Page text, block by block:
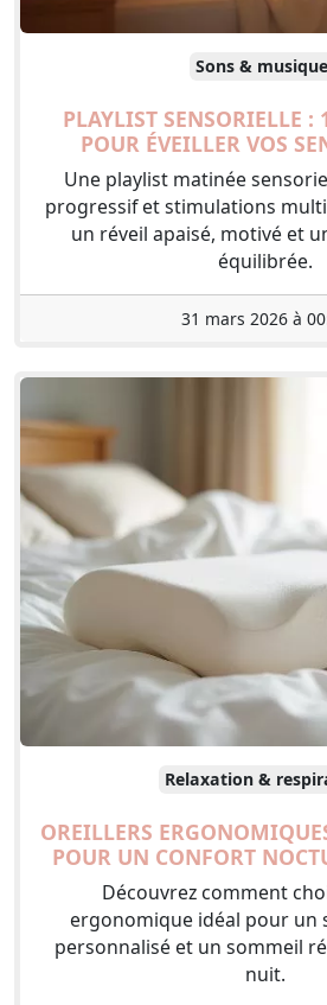
Sons &
PLAYLIST SENSORIELLE :
POUR ÉVEILLER VOS
Une playlist matinée
progressif et stimulations
un réveil apaisé, motivé et
équilibrée.
31 mars 2026 à
Relaxation &
OREILLERS
POUR UN CONFORT
Découvrez comment
ergonomique idéal pour un
personnalisé et un sommeil
nuit.